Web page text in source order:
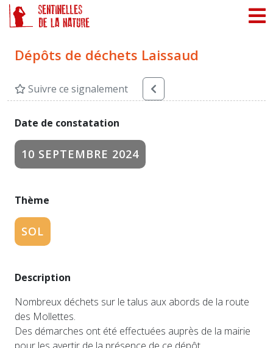
Dépôts de déchets Laissaud
Suivre ce signalement
Date de constatation
10 SEPTEMBRE 2024
Thème
SOL
Description
Nombreux déchets sur le talus aux abords de la route
des Mollettes.
Des démarches ont été effectuées auprès de la mairie
Panneau de gestion des cookies